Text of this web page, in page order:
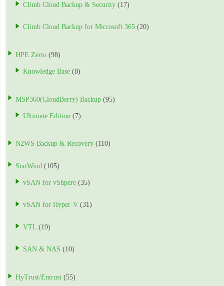
Climb Cloud Backup & Security (17)
Climb Cloud Backup for Microsoft 365 (20)
HPE Zerto (98)
Knowledge Base (8)
MSP360(CloudBerry) Backup (95)
Ultimate Edition (7)
N2WS Backup & Recovery (110)
StarWind (105)
vSAN for vShpere (35)
vSAN for Hyper-V (31)
VTL (19)
SAN & NAS (10)
HyTrust/Entrust (55)